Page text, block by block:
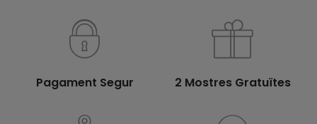
Pagament Segur 2 Mostres Gratuïtes